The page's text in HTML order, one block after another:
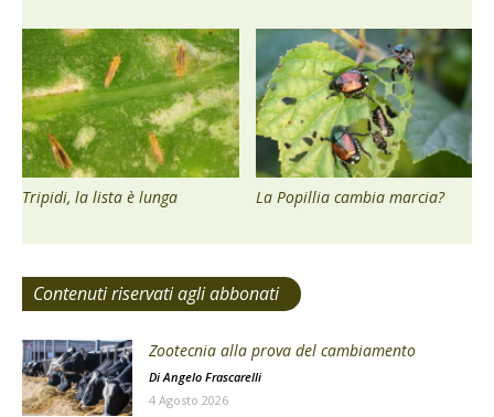
Tripidi, la lista è lunga La Popillia cambia marcia?
Contenuti riservati agli abbonati
Zootecnia alla prova del cambiamento
DiAngelo Frascarelli
4 Agosto 2026